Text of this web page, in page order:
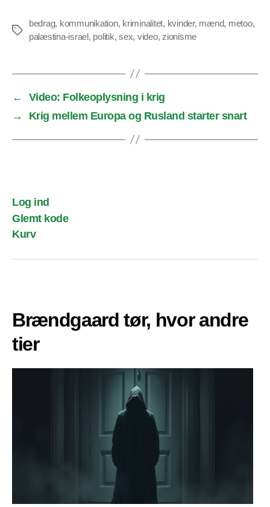
Tags
bedrag, kommunikation, kriminalitet, kvinder, mænd, metoo,
palæstina-israel, politik,sex, video, zionisme
←
Video: Folkeoplysning i krig
→
Krig mellem Europa og Rusland starter snart
Log ind
Glemt kode
Kurv
Brændgaard tør, hvor andre
tier